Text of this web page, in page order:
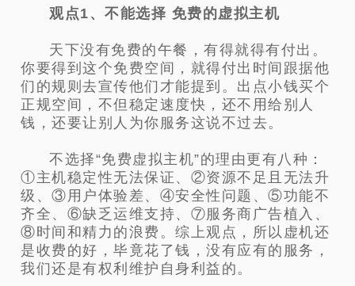
观点1、不能选择 免费的虚拟主机
天下没有免费的午餐，有得就得有付出。
你要得到这个免费空间，就得付出时间跟据他
们的规则去宣传他们才能提到。出点小钱买个
正规空间，不但稳定速度快，还不用给别人
钱，还要让别人为你服务这说不过去。
不选择“免费虚拟主机”的理由更有八种：
①主机稳定性无法保证、②资源不足且无法升
级、③用户体验差、④安全性问题、⑤功能不
齐全、⑥缺乏运维支持、⑦服务商广告植入、
⑧时间和精力的浪费。综上观点，所以虚机还
是收费的好，毕竟花了钱，没有应有的服务，
我们还是有权利维护自身利益的。